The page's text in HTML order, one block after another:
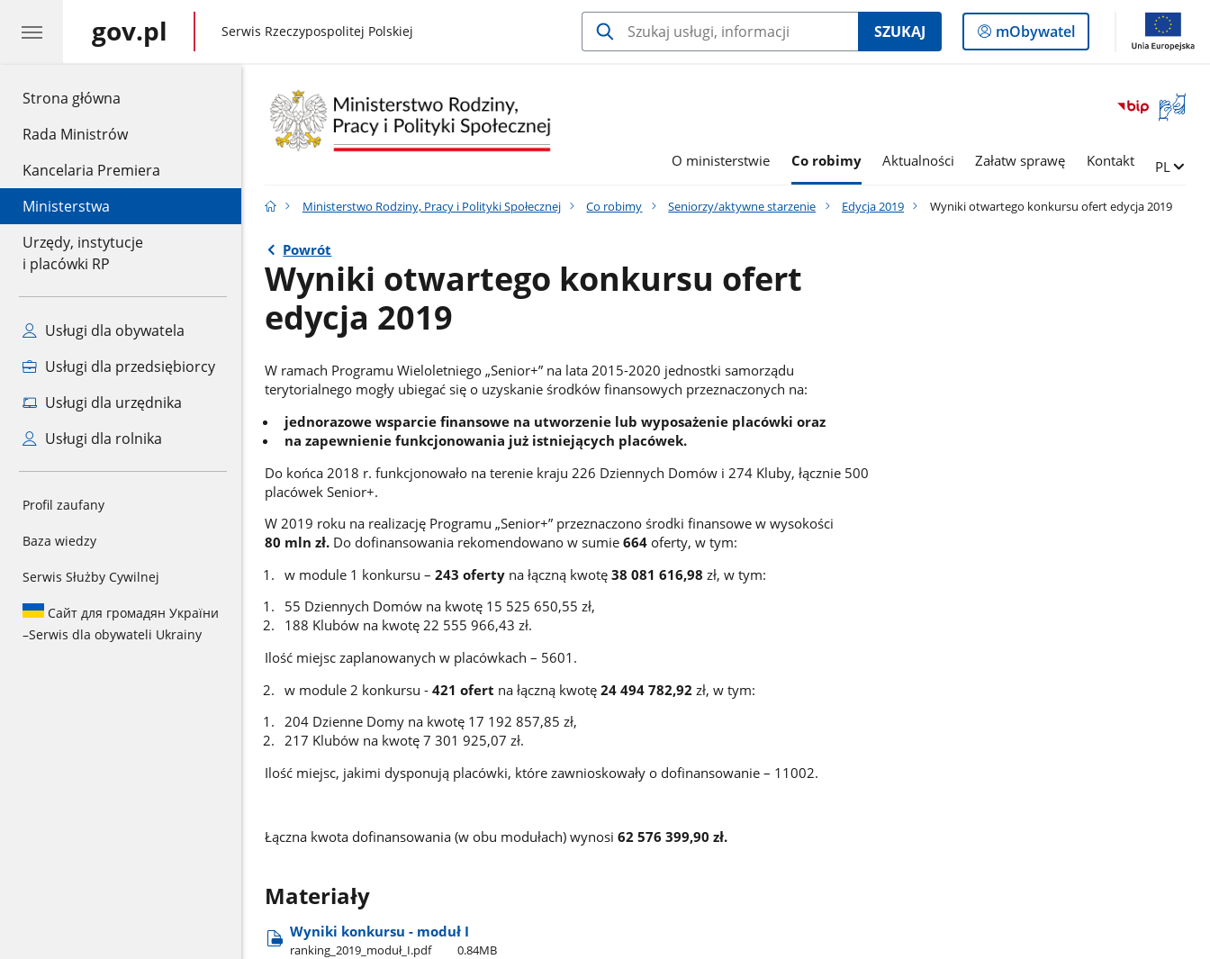
Strona główna
Rada Ministrów
Kancelaria Premiera
Ministerstwa
Urzędy, instytucje
i placówki RP
Usługi dla obywatela
Usługi dla przedsiębiorcy
Usługi dla urzędnika
Usługi dla rolnika
Profil zaufany
Baza wiedzy
Serwis Służby Cywilnej
Сайт для громадян України
–Serwis dla obywateli Ukrainy
gov.pl gov.pl
Serwis Rzeczypospolitej Polskiej SZUKAJ
Logowanie
do
mObywatel
Otwórz
okno
języka
O ministerstwie Co robimy Aktualności Załatw sprawę Kontakt Zmień
PL
Ministerstwo Rodziny, Pracy i Polityki Społecznej Co robimy Seniorzy/aktywne starzenie Edycja 2019 Wyniki otwartego konkursu ofert edycja 2019
Powrót
Wyniki otwartego konkursu ofert
edycja 2019
W ramach Programu Wieloletniego „Senior+” na lata 2015-2020 jednostki samorządu
terytorialnego mogły ubiegać się o uzyskanie środków finansowych przeznaczonych na:
jednorazowe wsparcie finansowe na utworzenie lub wyposażenie placówki oraz
na zapewnienie funkcjonowania już istniejących placówek.
Do końca 2018 r. funkcjonowało na terenie kraju 226 Dziennych Domów i 274 Kluby, łącznie 500
placówek Senior+.
W 2019 roku na realizację Programu „Senior+” przeznaczono środki finansowe w wysokości
80 mln zł.Do dofinansowania rekomendowano w sumie 664oferty, w tym:
w module 1 konkursu – 243 ofertyna łączną kwotę 38 081 616,98 zł, w tym:
55 Dziennych Domów na kwotę 15 525 650,55 zł,
188 Klubów na kwotę 22 555 966,43 zł.
Ilość miejsc zaplanowanych w placówkach – 5601.
w module 2 konkursu - 421 ofert na łączną kwotę 24 494 782,92 zł, w tym:
204 Dzienne Domy na kwotę 17 192 857,85 zł,
217 Klubów na kwotę 7 301 925,07 zł.
Ilość miejsc, jakimi dysponują placówki, które zawnioskowały o dofinansowanie – 11002.
Łączna kwota dofinansowania (w obu modułach) wynosi 62 576 399,90 zł.
Materiały
Wyniki konkursu - moduł I
ranking​_2019​_moduł​_I.pdf 0.84MB